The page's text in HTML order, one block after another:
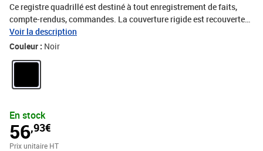
Ce registre quadrillé est destiné à tout enregistrement de faits,
compte-rendus, commandes. La couverture rigide est recouverte
d'une toile noire pour une meilleure résistance et longévité. Papier
intérieur vélin 90 grammes. Le papier vélin est un papier sans
registres Le Dauphin sont fabriqués à 100% en France.
Voir la description
Couleur : Noir
En stock
56,93€
Prix unitaire HT